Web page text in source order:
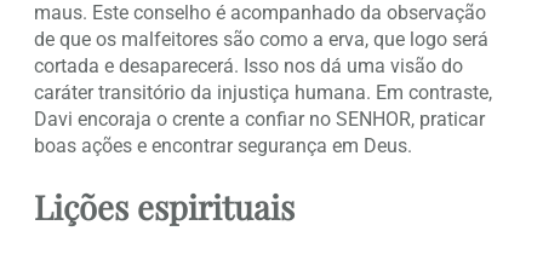
maus. Este conselho é acompanhado da observação
de que os malfeitores são como a erva, que logo será
cortada e desaparecerá. Isso nos dá uma visão do
caráter transitório da injustiça humana. Em contraste,
Davi encoraja o crente a confiar no SENHOR, praticar
boas ações e encontrar segurança em Deus.
Lições espirituais